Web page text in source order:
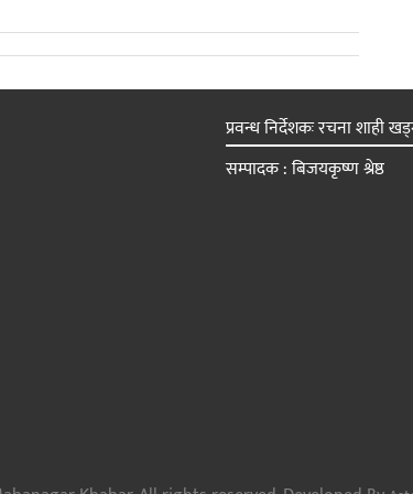
प्रवन्ध निर्देशकः रचना शाही
सम्पादक : बिजयकृष्ण श्रेष्ठ